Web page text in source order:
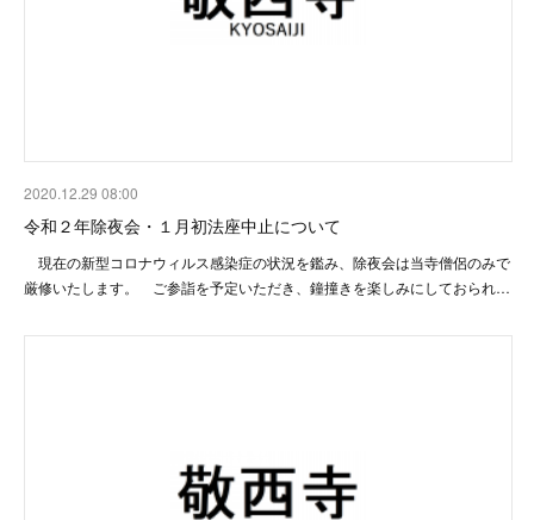
2020.12.29 08:00
令和２年除夜会・１月初法座中止について
現在の新型コロナウィルス感染症の状況を鑑み、除夜会は当寺僧侶のみで
厳修いたします。 ご参詣を予定いただき、鐘撞きを楽しみにしておられ…